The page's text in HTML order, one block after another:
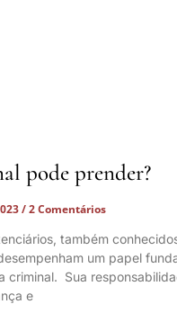
pode prender?
2 Comentários
também
um papel
criminal. Sua
e